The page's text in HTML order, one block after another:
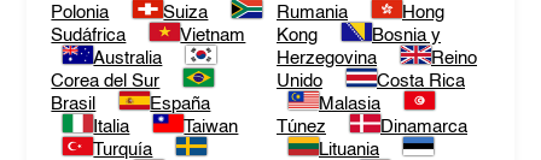
Polonia
Suiza
Sudáfrica
Vietnam
Australia
Corea del Sur
Brasil
España
Italia
Taiwan
Turquía
Rumania
Hong
Kong
Bosnia y
Herzegovina
Reino
Unido
Costa Rica
Malasia
Túnez
Dinamarca
Lituania